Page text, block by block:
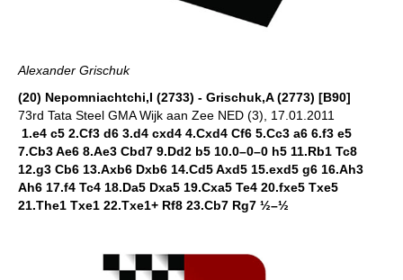
Alexander Grischuk
(20) Nepomniachtchi,I (2733) - Grischuk,A (2773) [B90]
73rd Tata Steel GMA Wijk aan Zee NED (3), 17.01.2011
1.e4 c5 2.Cf3 d6 3.d4 cxd4 4.Cxd4 Cf6 5.Cc3 a6 6.f3 e5
7.Cb3 Ae6 8.Ae3 Cbd7 9.Dd2 b5 10.0–0–0 h5 11.Rb1 Tc8
12.g3 Cb6 13.Axb6 Dxb6 14.Cd5 Axd5 15.exd5 g6 16.Ah3
Ah6 17.f4 Tc4 18.Da5 Dxa5 19.Cxa5 Te4 20.fxe5 Txe5
21.The1 Txe1 22.Txe1+ Rf8 23.Cb7 Rg7 ½–½